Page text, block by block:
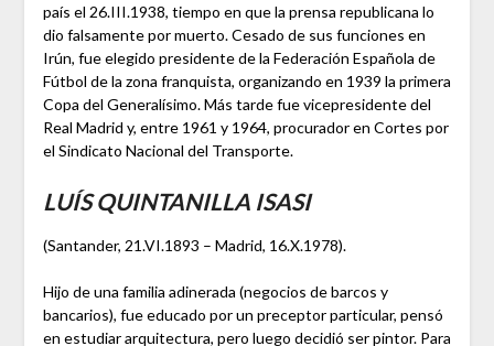
país el 26.III.1938, tiempo en que la prensa republicana lo
dio falsamente por muerto. Cesado de sus funciones en
Irún, fue elegido presidente de la Federación Española de
Fútbol de la zona franquista, organizando en 1939 la primera
Copa del Generalísimo. Más tarde fue vicepresidente del
Real Madrid y, entre 1961 y 1964, procurador en Cortes por
el Sindicato Nacional del Transporte.
LUÍS QUINTANILLA ISASI
(Santander, 21.VI.1893 – Madrid, 16.X.1978).
Hijo de una familia adinerada (negocios de barcos y
bancarios), fue educado por un preceptor particular, pensó
en estudiar arquitectura, pero luego decidió ser pintor. Para